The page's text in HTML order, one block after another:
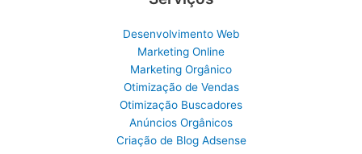
Desenvolvimento Web
Marketing Online
Marketing Orgânico
Otimização de Vendas
Otimização Buscadores
Anúncios Orgânicos
Criação de Blog Adsense